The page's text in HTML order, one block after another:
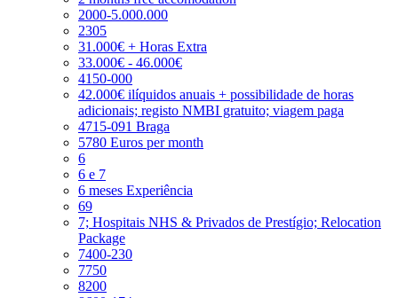
2000-5.000.000
2305
31.000€ + Horas Extra
33.000€ - 46.000€
4150-000
42.000€ ilíquidos anuais + possibilidade de horas
adicionais; registo NMBI gratuito; viagem paga
4715-091 Braga
5780 Euros per month
6
6 e 7
6 meses Experiência
69
7; Hospitais NHS & Privados de Prestígio; Relocation
Package
7400-230
7750
8200